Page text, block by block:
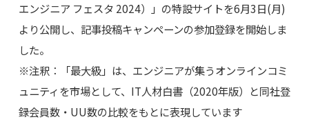
エンジニア フェスタ 2024）」の特設サイトを6月3日(月)
より公開し、記事投稿キャンペーンの参加登録を開始しま
した。
※注釈：「最大級」は、エンジニアが集うオンラインコミ
ュニティを市場として、IT人材白書（2020年版）と同社登
録会員数・UU数の比較をもとに表現しています